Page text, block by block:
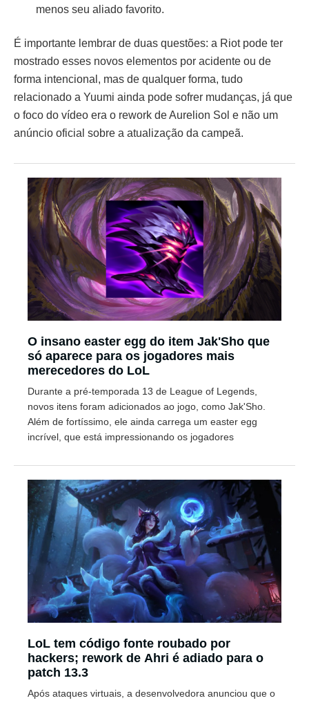
menos seu aliado favorito.
É importante lembrar de duas questões: a Riot pode ter
mostrado esses novos elementos por acidente ou de
forma intencional, mas de qualquer forma, tudo
relacionado a Yuumi ainda pode sofrer mudanças, já que
o foco do vídeo era o rework de Aurelion Sol e não um
anúncio oficial sobre a atualização da campeã.
O insano easter egg do item Jak'Sho que
só aparece para os jogadores mais
merecedores do LoL
Durante a pré-temporada 13 de League of Legends,
novos itens foram adicionados ao jogo, como Jak'Sho.
Além de fortíssimo, ele ainda carrega um easter egg
incrível, que está impressionando os jogadores
LoL tem código fonte roubado por
hackers; rework de Ahri é adiado para o
patch 13.3
Após ataques virtuais, a desenvolvedora anunciou que o